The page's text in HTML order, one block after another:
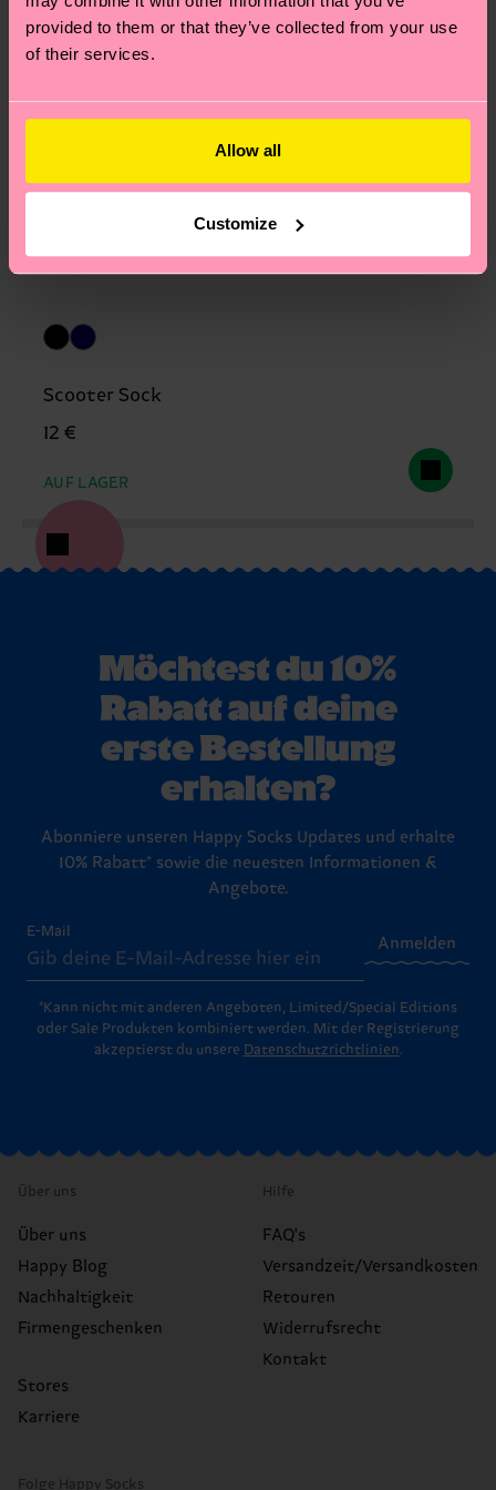
provided to them or that they’ve collected from your use
of their services.
Allow all
Customize
Scooter Sock
12 €
AUF LAGER
Möchtest du 10%
Rabatt auf deine
erste Bestellung
erhalten?
Abonniere unseren Happy Socks Updates und erhalte
10% Rabatt* sowie die neuesten Informationen &
Angebote.
E-Mail
Anmelden
*Kann nicht mit anderen Angeboten, Limited/Special Editions
oder Sale Produkten kombiniert werden. Mit der Registrierung
akzeptierst du unsere Datenschutzrichtlinien.
Über uns
Über uns
Happy Blog
Nachhaltigkeit
Firmengeschenken
Stores
Karriere
Hilfe
FAQ's
Versandzeit/Versandkosten
Retouren
Widerrufsrecht
Kontakt
Folge Happy Socks